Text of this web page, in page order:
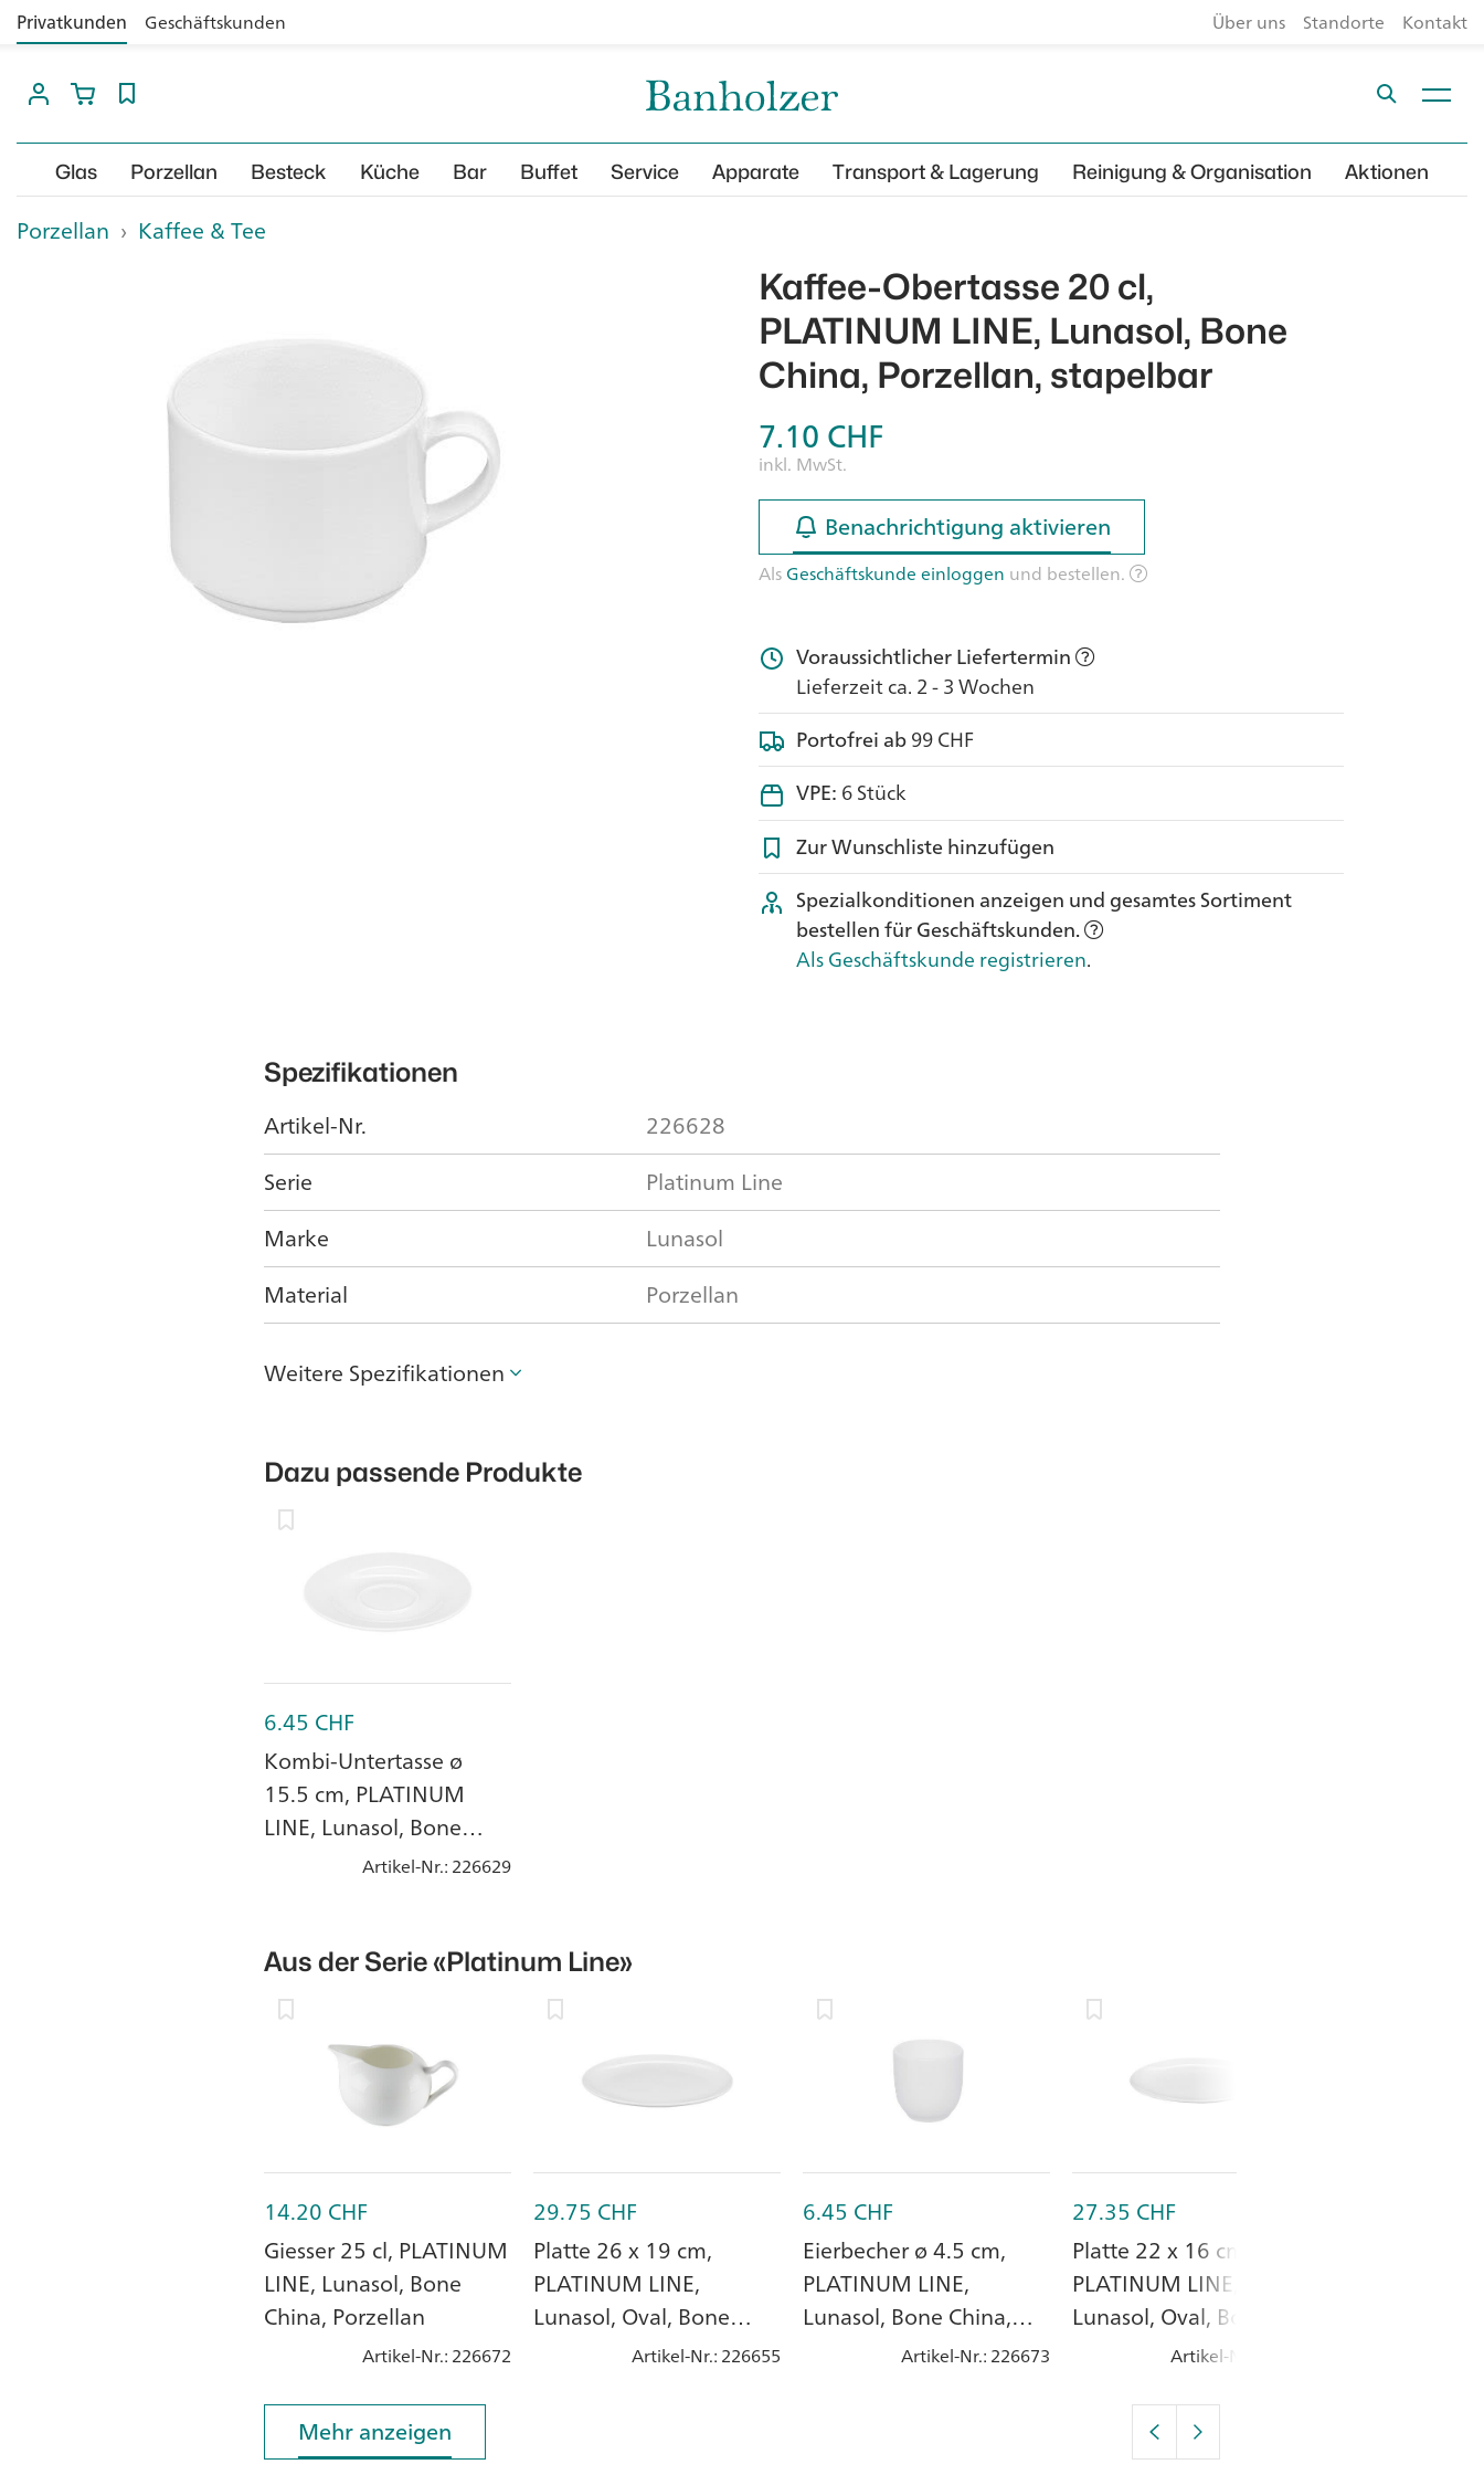
Privatkunden Geschäftskunden Über uns Standorte Kontakt
Glas Porzellan Besteck Küche Bar Buffet Service Apparate Transport & Lagerung Reinigung & Organisation Aktionen
Porzellan › Kaffee & Tee
Kaffee-Obertasse 20 cl,
PLATINUM LINE, Lunasol, Bone
China, Porzellan, stapelbar
7.10CHF
inkl. MwSt.
Benachrichtigung aktivieren
Benachrichtigung aktivieren
AlsGeschäftskunde einloggen und bestellen.
Voraussichtlicher Liefertermin
Lieferzeit ca. 2 - 3 Wochen
Portofrei ab99 CHF
VPE:6 Stück
Zur Wunschliste hinzufügen
Spezialkonditionen anzeigen und gesamtes Sortiment
bestellen für Geschäftskunden.
Als Geschäftskunde registrieren.
Spezifikationen
Artikel-Nr.
226628
Serie
Platinum Line
Marke
Lunasol
Material
Porzellan
Weitere Spezifikationen
Dazu passende Produkte
6.45 CHF
Kombi-Untertasse ø
15.5 cm, PLATINUM
LINE, Lunasol, Bone
China, Porzellan
Artikel-Nr.: 226629
Aus der Serie«Platinum Line»
14.20 CHF
Giesser 25 cl, PLATINUM
LINE, Lunasol, Bone
China, Porzellan
Artikel-Nr.: 226672
29.75 CHF
Platte 26 x 19 cm,
PLATINUM LINE,
Lunasol, Oval, Bone
China, Porzellan
Artikel-Nr.: 226655
6.45 CHF
Eierbecher ø 4.5 cm,
PLATINUM LINE,
Lunasol, Bone China,
Artikel-Nr.: 226673
27.35 CHF
Platte 22 x 16 cm,
PLATINUM LINE,
Lunasol, Oval, Bone
China, Porzellan
Artikel-Nr.
Mehr anzeigen
Mehr anzeigen